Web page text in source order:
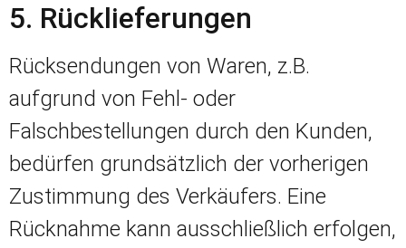
5. Rücklieferungen
Rücksendungen von Waren, z.B.
aufgrund von Fehl- oder
Falschbestellungen durch den Kunden,
bedürfen grundsätzlich der vorherigen
Zustimmung des Verkäufers. Eine
Rücknahme kann ausschließlich erfolgen,